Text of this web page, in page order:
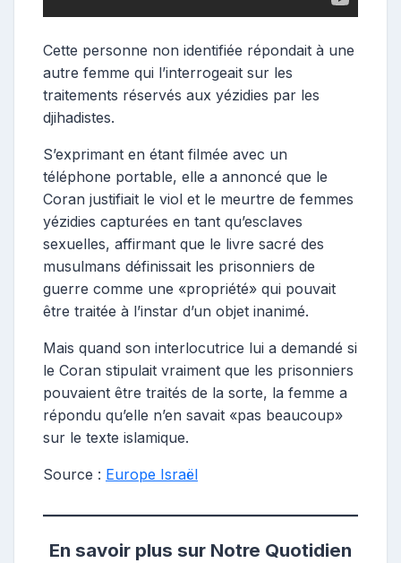
Cette personne non identifiée répondait à une
autre femme qui l’interrogeait sur les
traitements réservés aux yézidies par les
djihadistes.
S’exprimant en étant filmée avec un
téléphone portable, elle a annoncé que le
Coran justifiait le viol et le meurtre de femmes
yézidies capturées en tant qu’esclaves
sexuelles, affirmant que le livre sacré des
musulmans définissait les prisonniers de
guerre comme une «propriété» qui pouvait
être traitée à l’instar d’un objet inanimé.
Mais quand son interlocutrice lui a demandé si
le Coran stipulait vraiment que les prisonniers
pouvaient être traités de la sorte, la femme a
répondu qu’elle n’en savait «pas beaucoup»
sur le texte islamique.
Source : Europe Israël
En savoir plus sur Notre Quotidien